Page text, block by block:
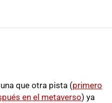
que otra pista (primero
en el metaverso) ya